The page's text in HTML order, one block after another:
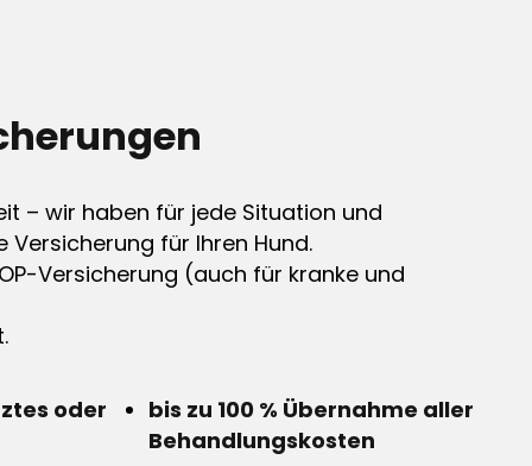
– wir haben für jede Situation und
Versicherung für Ihren Hund.
Versicherung (auch für kranke und
oder
bis zu 100 % Übernahme aller
Behandlungskosten